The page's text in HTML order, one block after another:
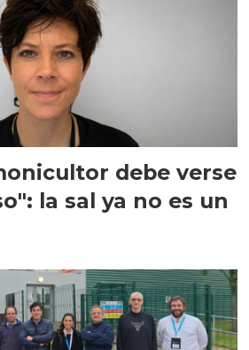
debe verse
la sal ya no es un